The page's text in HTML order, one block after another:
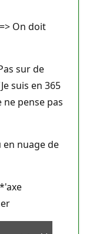
On doit
sur de
suis en 365
ne pense pas
nuage de